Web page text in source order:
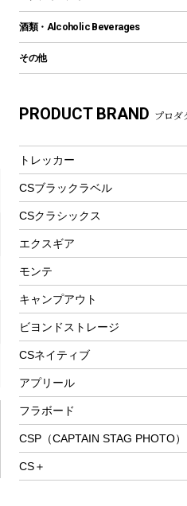
ガイドロープ
ツール
バーベキューツール
燃料・着火剤・炭
ナイフ
カトラリー
マグカップ、カップ
フードボトル
コーヒー&ミル
トレー
ランチョンマット
ランチボックス
ピクニックセット
トートバッグ、サコッシュ
ショッピングキャリー
その他アウトドア雑貨
レイン
ツール、他
カヤック
パドル
ヘルメット
アクセサリー
スポーツサイクル
シティサイクル
自転車用アクセサリー
自転車ウェア
マリン
ラッシュガード
テント
フローティングベスト
ヘルメット
エアーポンプ
ウィンター
防寒ウェア
ツール&アクセサリー
トレッキング
トレッキングステッキ
トレッキングアクセサリー
プレイグッズ
ウェルネス
酒類・Alcoholic Beverages
その他
湯たんぽ
PRODUCT BRAND プロダ
トレッカー
CSブラックラベル
CSクラシックス
エクスギア
モンテ
キャンプアウト
ビヨンドストレージ
CSネイティブ
アプリール
フラボード
CSP（CAPTAIN STAG PHOTO）
CS＋